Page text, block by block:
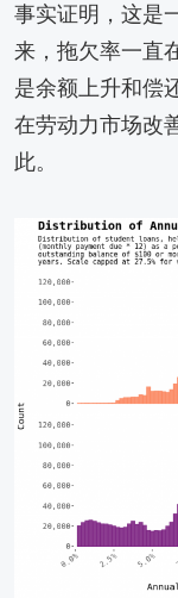
事实证明，这是
来，拖欠率一直
是余额上升和偿
在劳动力市场改
此。